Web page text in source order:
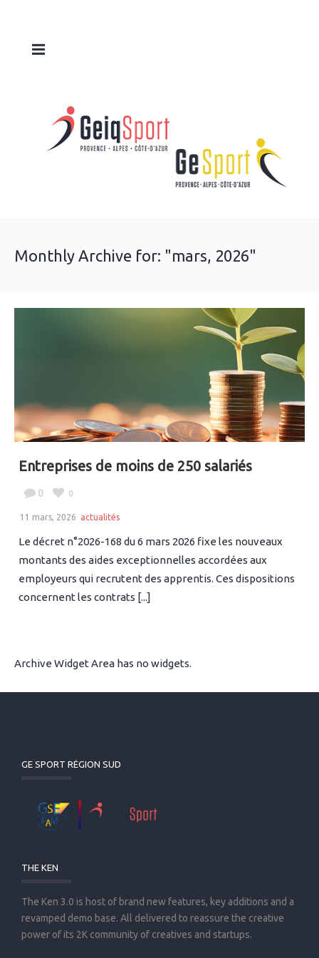
Monthly Archive for: "mars, 2026"
Entreprises de moins de 250 salariés
0 0
11 mars, 2026 actualités
Le décret n°2026-168 du 6 mars 2026 fixe les nouveaux
montants des aides exceptionnelles accordées aux
employeurs qui recrutent des apprentis. Ces dispositions
concernent les contrats [...]
Archive Widget Area has no widgets.
GE SPORT RÉGION SUD
THE KEN
The Ken 3.0 is host of brand new features, key additions and a
revamped demo base. All delivered to reassure the creative
power of its 2K community of creatives and startups.